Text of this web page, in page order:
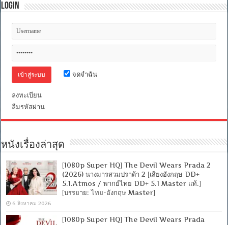
ระห่ำ
[เสียง
5.1
ไทย-
Master]
[MKV]
[MASTER]
Login
จดจำฉัน
ลงทะเบียน
ลืมรหัสผ่าน
หนังเรื่องล่าสุด
[1080p Super HQ] The Devil Wears Prada 2
(2026) นางมารสวมปราด้า 2 [เสียงอังกฤษ DD+
5.1.Atmos / พากย์ไทย DD+ 5.1 Master แท้.]
[บรรยาย: ไทย-อังกฤษ Master]
6 สิงหาคม 2026
[1080p Super HQ] The Devil Wears Prada